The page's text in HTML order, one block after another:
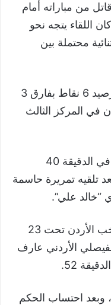
من مباراته أمام
1/2، بعدما كان اللقاء يتجه نحو
محتملة بين
وتصدر العنابي المجموعة الأولى برصيد 6 نقاط بفارق 3
في المركز الثالث
افتتح منتخب قطر أهداف المباراة في الدقيقة 40
تلقيه تمريرة حاسمة
“خالد علي”.
في بداية الشوط الثاني، أدرك منتخب الأردن تحت 23
الأردني عارف
52.
وبعد احتساب الحكم